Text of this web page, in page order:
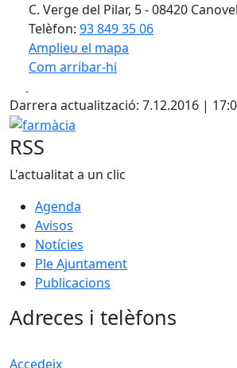
C. Verge del Pilar, 5 - 08420
Telèfon: 93 849 35 06
Amplieu el mapa
Com arribar-hi
+
−
Darrera actualització: 7.12.2016 |
farmàcia
RSS
L'actualitat a un clic
Agenda
Avisos
Notícies
Ple Ajuntament
Publicacions
Adreces i telèfons
Accedeix